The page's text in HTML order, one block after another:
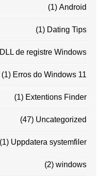
Android
(1)
Dating Tips
(1)
DLL de registre Windows
Erros do Windows 11
(1)
Extentions Finder
(1)
Uncategorized
(47)
Uppdatera systemfiler
(1)
windows
(2)